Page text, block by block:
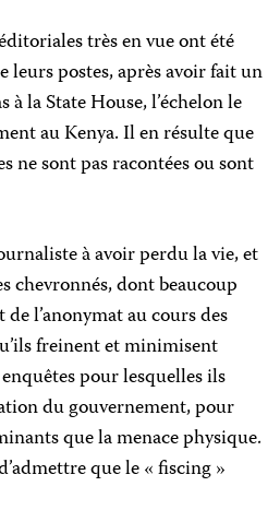
très en vue ont été
leurs postes, après avoir fait un
la State House, l’échelon le
au Kenya. Il en résulte que
ne sont pas racontées ou sont
à avoir perdu la vie, et
chevronnés, dont beaucoup
l’anonymat au cours des
freinent et minimisent
pour lesquelles ils
du gouvernement, pour
que la menace physique.
que le « fiscing »